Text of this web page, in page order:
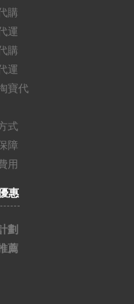
購
運
購
運
寶代
式
障
用
惠
劃
薦